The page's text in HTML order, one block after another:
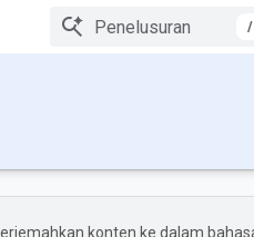
/
konten ke dalam